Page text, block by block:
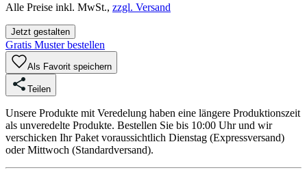
Alle Preise inkl. MwSt., zzgl. Versand
Jetzt gestalten
Gratis Muster bestellen
Als Favorit speichern
Teilen
Unsere Produkte mit Veredelung haben eine längere Produktionszeit
als unveredelte Produkte. Bestellen Sie bis 10:00 Uhr und wir
verschicken Ihr Paket voraussichtlich Dienstag (Expressversand)
oder Mittwoch (Standardversand).